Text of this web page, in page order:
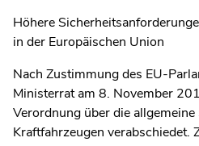
Höhere
in der Europäischen Union
Nach Zustimmung des EU-
Ministerrat am 8. November
Verordnung über die
Kraftfahrzeugen verabschiedet.